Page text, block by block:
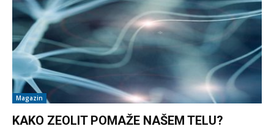
Magazin
KAKO ZEOLIT POMAŽE NAŠEM TELU?